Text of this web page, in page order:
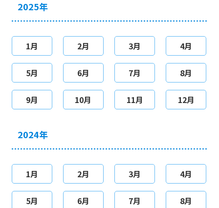
2025年
1月 2月 3月 4月
5月 6月 7月 8月
9月 10月 11月 12月
2024年
1月 2月 3月 4月
5月 6月 7月 8月